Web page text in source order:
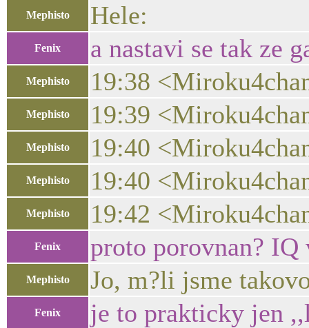
Mephisto Hele:
Fenix a nastavi se tak ze
Mephisto 19:38
Mephisto 19:39
Mephisto 19:40
Mephisto 19:40
Mephisto 19:42
Fenix proto porovnan? IQ
Mephisto Jo, m?li jsme
Fenix je to prakticky jen